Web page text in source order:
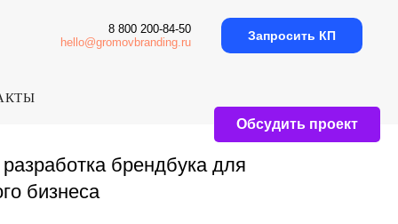
8 800 200-84-50
hello@gromovbranding.ru
Запросить КП
Обсудить проект